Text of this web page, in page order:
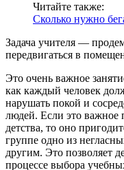
Читайте также:
Сколько нужно
Задача учителя —
передвигаться в
Это очень важное
как каждый человек
нарушать покой и
людей. Если это важное
детства, то оно
группе одно из
другим. Это позволяет
процессе выбора